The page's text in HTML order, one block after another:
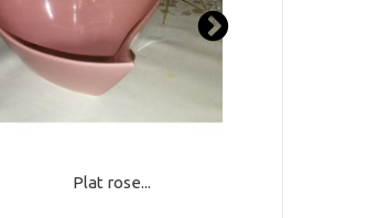
Plat rose...